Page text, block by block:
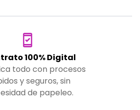
100% Digital
todo con procesos
y seguros, sin
de papeleo.